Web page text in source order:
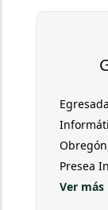
Presea
Ver más